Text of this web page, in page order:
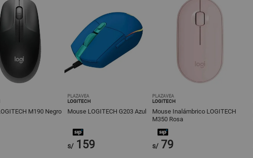
M190 Negro
PLAZAVEA
LOGITECH
Mouse LOGITECH G203 Azul
s/ 159
PLAZAVEA
LOGITECH
Mouse Inalámbrico LOGITECH
M350 Rosa
s/ 79